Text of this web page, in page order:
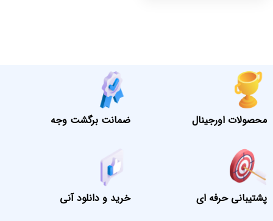
محصولات اورجینال ضمانت برگشت وجه
پشتیبانی حرفه ای خرید و دانلود آنی